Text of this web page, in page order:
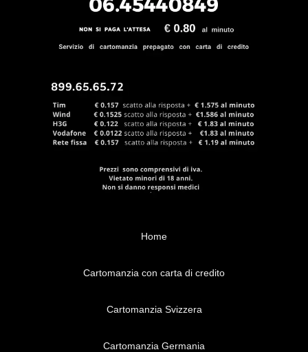
Home
Cartomanzia con carta di credito
Cartomanzia Svizzera
Cartomanzia Germania